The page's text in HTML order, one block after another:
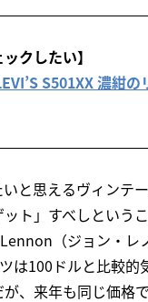
クしたい】
S501XX 濃紺
と思えるヴィンテ
ット」すべしという
（ジョン・レ
は100ドルと比較的
、来年も同じ価格